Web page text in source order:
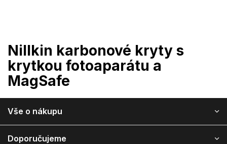
Nillkin karbonové kryty s
krytkou fotoaparátu a
MagSafe
p
Vše o nákupu
Doporučujeme